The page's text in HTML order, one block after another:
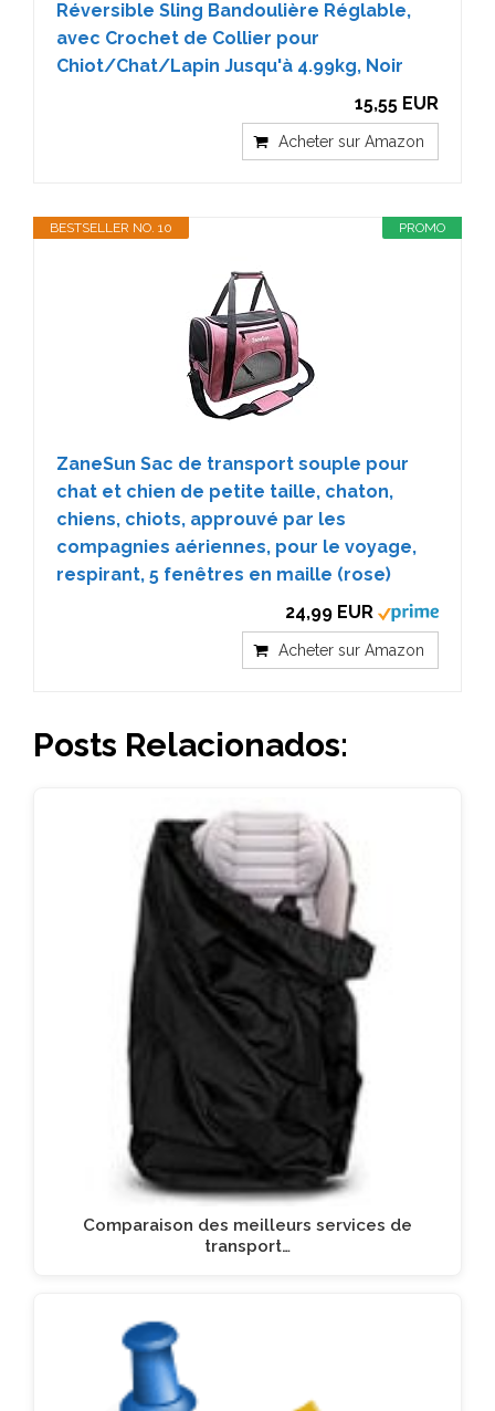
Réversible Sling Bandoulière Réglable,
avec Crochet de Collier pour
Chiot/Chat/Lapin Jusqu'à 4.99kg, Noir
15,55 EUR
Acheter sur Amazon
PROMO
BESTSELLER NO. 10
ZaneSun Sac de transport souple pour
chat et chien de petite taille, chaton,
chiens, chiots, approuvé par les
compagnies aériennes, pour le voyage,
respirant, 5 fenêtres en maille (rose)
24,99 EUR
Acheter sur Amazon
Posts Relacionados:
Comparaison des meilleurs services de
transport…